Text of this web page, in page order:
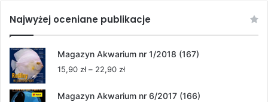
Najwyżej oceniane publikacje
Magazyn Akwarium nr 1/2018 (167)
15,90 zł – 22,90 złZakres
od
Magazyn Akwarium nr 6/2017 (166)